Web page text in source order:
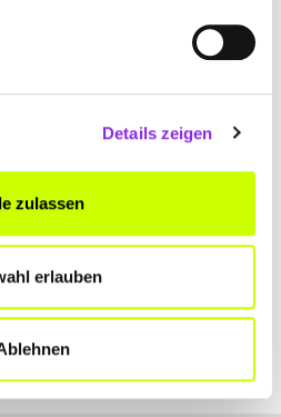
Details zeigen
zulassen
erlauben
Lindau DE